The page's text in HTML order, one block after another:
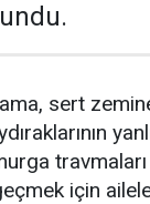
sert
için